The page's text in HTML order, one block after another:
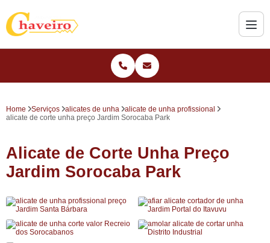
Home Serviços alicates de unha
alicate de unha profissional
alicate de corte unha preço Jardim Sorocaba Park
Alicate de Corte Unha Preço
Jardim Sorocaba Park